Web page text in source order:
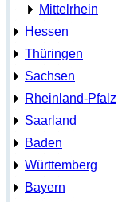
Mittelrhein
Hessen
Thüringen
Sachsen
Rheinland-Pfalz
Saarland
Baden
Württemberg
Bayern